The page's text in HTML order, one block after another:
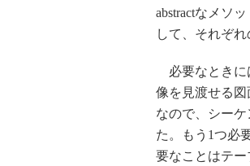
abstractなメソ
して、それぞ
必要なときに
像を見渡せる
なので、シー
た。もう1つ必
要なことはテー